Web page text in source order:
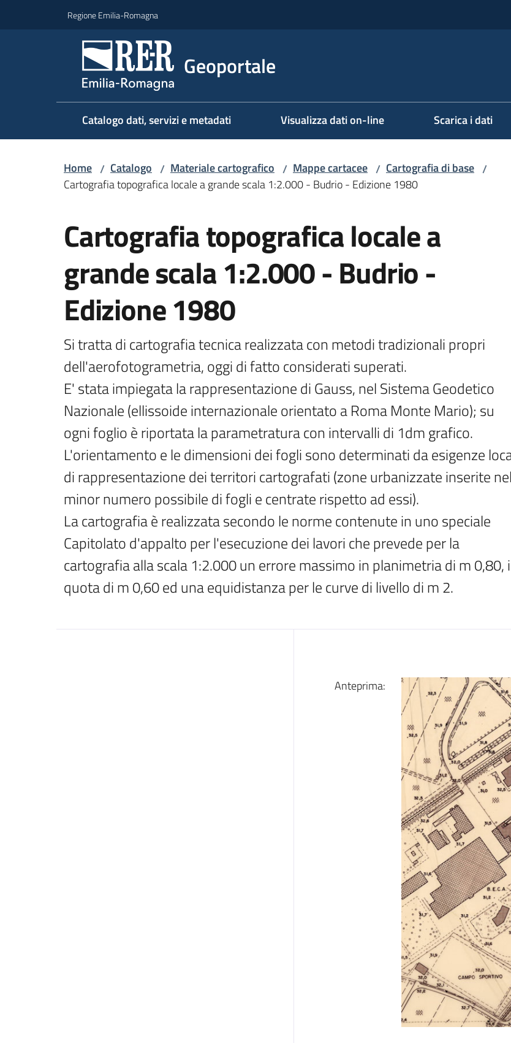
Regione Emilia-Romagna
Geoportale
Catalogo dati, servizi e metadati Visualizza dati on-line Scarica i dati
Home / Catalogo / Materiale cartografico / Mappe cartacee / Cartografia di base /
Cartografia topografica locale a grande scala 1:2.000 - Budrio - Edizione 1980
Cartografia topografica locale a
grande scala 1:2.000 - Budrio -
Edizione 1980
Si tratta di cartografia tecnica realizzata con metodi tradizionali propri
dell'aerofotogrametria, oggi di fatto considerati superati.
E' stata impiegata la rappresentazione di Gauss, nel Sistema Geodetico
Nazionale (ellissoide internazionale orientato a Roma Monte Mario); su
ogni foglio è riportata la parametratura con intervalli di 1dm grafico.
L'orientamento e le dimensioni dei fogli sono determinati da esigenze
di rappresentazione dei territori cartografati (zone urbanizzate inserite nel
minor numero possibile di fogli e centrate rispetto ad essi).
La cartografia è realizzata secondo le norme contenute in uno speciale
Capitolato d'appalto per l'esecuzione dei lavori che prevede per la
cartografia alla scala 1:2.000 un errore massimo in planimetria di m 0,80,
quota di m 0,60 ed una equidistanza per le curve di livello di m 2.
Anteprima: